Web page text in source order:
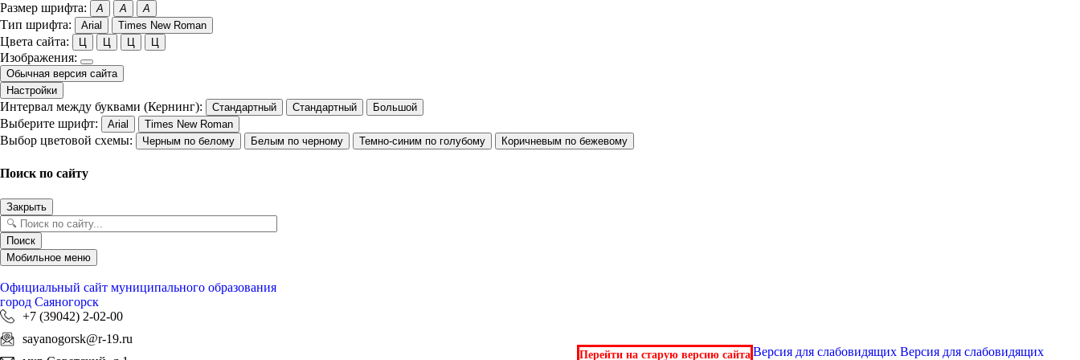
Размер шрифта: A A A
Тип шрифта: Arial Times New Roman
Цвета сайта: Ц Ц Ц Ц
Изображения:
Обычная версия сайта
Настройки
Интервал между буквами (Кернинг): Стандартный Стандартный Большой
Выберите шрифт: Arial Times New Roman
Выбор цветовой схемы: Черным по белому Белым по черному Темно-синим по голубому Коричневым по бежевому
Поиск по сайту
Закрыть
Поиск
Мобильное меню
Официальный сайт муниципального образования
город Саяногорск
+7 (39042) 2-02-00
sayanogorsk@r-19.ru
Перейти на старую версию сайта Версия для слабовидящихВерсия для слабовидящих